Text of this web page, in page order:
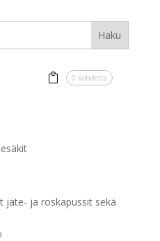
0 kohdetta
jäte- ja roskapussit sekä